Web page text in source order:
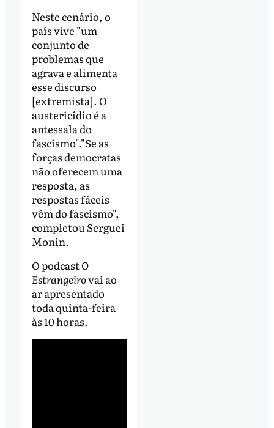
Neste cenário, o
país vive "um
conjunto de
problemas que
agrava e alimenta
esse discurso
[extremista]. O
austericídio é a
antessala do
fascismo"."Se as
forças democratas
não oferecem uma
resposta, as
respostas fáceis
vêm do fascismo",
completou Serguei
Monin.
O podcastO
Estrangeirovai ao
ar apresentado
toda quinta-feira
às 10 horas.